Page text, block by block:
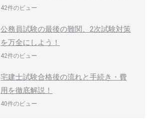
42件のビュー
公務員試験の最後の難関、2次試験対策
を万全にしよう！
42件のビュー
宅建士試験合格後の流れと手続き・費
用を徹底解説！
40件のビュー